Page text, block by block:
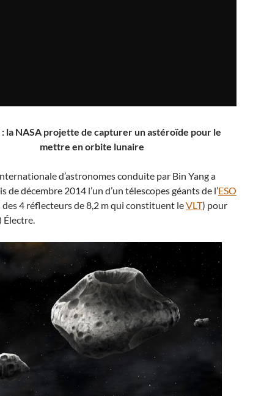
: la NASA projette de capturer un astéroïde pour le
mettre en orbite lunaire
d’astronomes conduite par Bin Yang a
de décembre 2014 l’un d’un télescopes géants de l’ESO
des 4 réflecteurs de 8,2 m qui constituent leVLT) pour
Électre.